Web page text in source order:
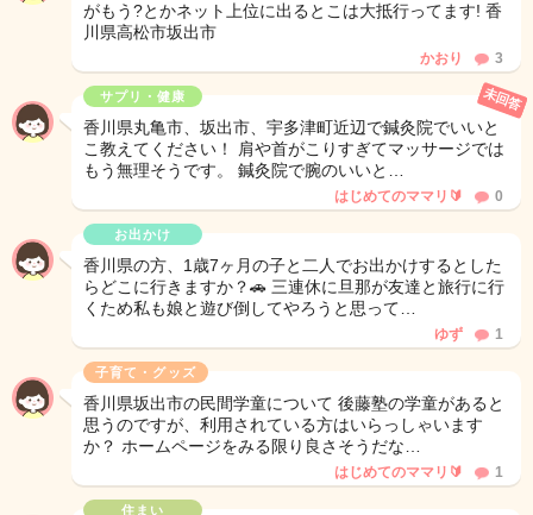
がもう?とかネット上位に出るとこは大抵行ってます! 香
川県高松市坂出市
かおり 3
サプリ・健康
香川県丸亀市、坂出市、宇多津町近辺で鍼灸院でいいと
こ教えてください！ 肩や首がこりすぎてマッサージでは
もう無理そうです。 鍼灸院で腕のいいと…
未回答
はじめてのママリ🔰 0
お出かけ
香川県の方、1歳7ヶ月の子と二人でお出かけするとした
らどこに行きますか？🚗 三連休に旦那が友達と旅行に行
くため私も娘と遊び倒してやろうと思って…
ゆず 1
子育て・グッズ
香川県坂出市の民間学童について 後藤塾の学童があると
思うのですが、利用されている方はいらっしゃいます
か？ ホームページをみる限り良さそうだな…
はじめてのママリ🔰 1
住まい